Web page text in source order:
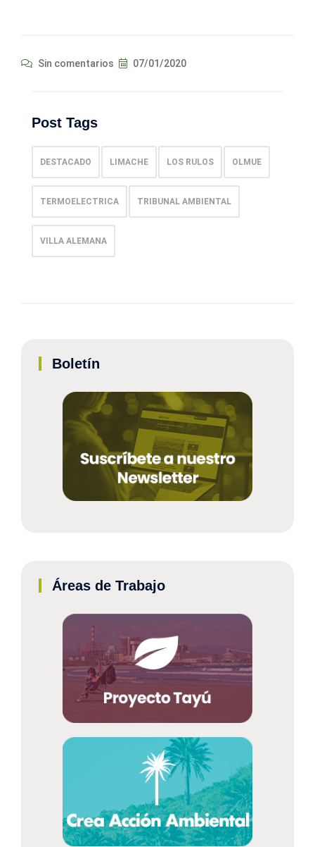
Sin comentarios 07/01/2020
Post Tags
DESTACADO LIMACHE LOS RULOS OLMUE
TERMOELECTRICA TRIBUNAL AMBIENTAL
VILLA ALEMANA
Boletín
Áreas de Trabajo